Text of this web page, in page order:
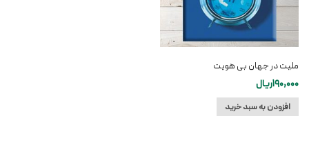
ملیت در جهان بی هویت
190,000ریال
افزودن به سبد خرید